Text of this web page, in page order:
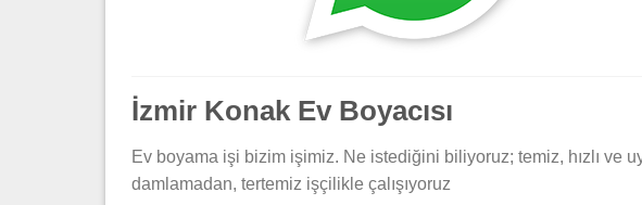
İzmir Konak Ev Boyacısı
Ev boyama işi bizim işimiz. Ne istediğini biliyoruz; temiz, hızlı ve
damlamadan, tertemiz işçilikle çalışıyoruz